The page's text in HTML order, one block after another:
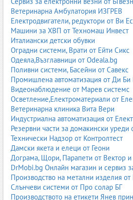
долу са описани основните групи
масово в българското животновъдство.
1.1. Комбинирани фуражи
Комбинираните фуражи са
култури, протеинови източници,
добавки. Те са разработени така, че да
храна за животните в различни етапи
ранна възраст до угояване или висока
Комбинираните фуражи могат да бъдат
птици, свине, крави, овце, кози, зайци и
Те спестяват време и усилия на
необходимо сам да смесва различни
качествените комбинирани фуражи
обоснован и оптимизиран за
комбинирани фуражи
комбинирани фуражи за птици;
комбинирани фуражи за свине
комбинирани фуражи за крави;
Ветеринарна Амбулатория ИЗГРЕВ
Електродвигатели, редуктори от Ви
Машини за ХВП от Техномаш Инвест
Италиански детски обувки
Оградни системи, Врати от Ейти Сикс
Одеяла,Възглавници от Odeala.bg
Поливни системи, Басейни от Савекс
Промишлена автоматизация от Ди Би
Видеонаблюдение от Марев системс
Осветление,Електроматериали от
Ветеринарна клиника Вита Вери
Индустриална автоматизация от
Резервни части за домакински уреди
Технически Надзор от Контролтест
Дамски якета и елеци от Геони
Дограма, Щори, Парапети от Вектор
DrMobi.bg Онлайн магазин и сервиз
Производство на метални изделия
Слънчеви системи от Про солар БГ
Производството на етикети Янев